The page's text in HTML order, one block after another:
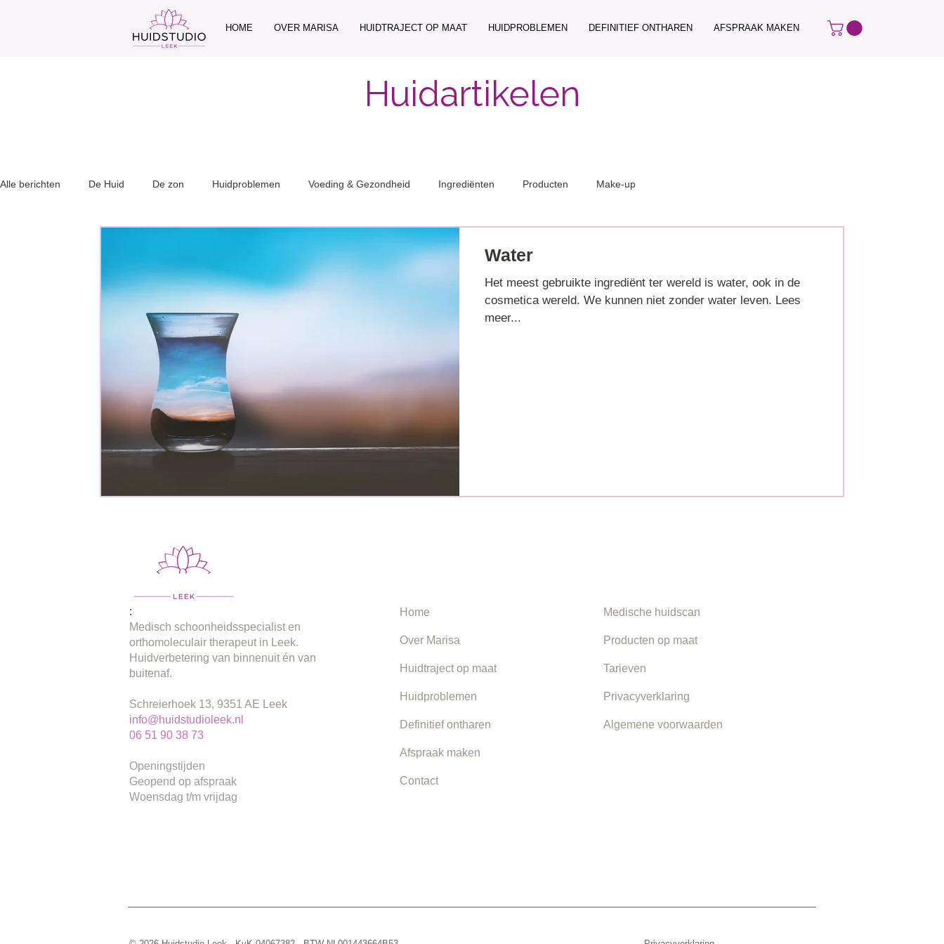
HOME OVER MARISA HUIDTRAJECT OP MAAT HUIDPROBLEMEN DEFINITIEF ONTHAREN AFSPRAAK MAKEN
Huidartikelen
Alle berichten De Huid De zon Huidproblemen Voeding & Gezondheid Ingrediënten Producten Make-up
Water
Het meest gebruikte ingrediënt ter wereld is water, ook in de
cosmetica wereld. We kunnen niet zonder water leven. Lees
meer...
:
Medisch schoonheidsspecialist en
orthomoleculair therapeut in Leek.
Huidverbetering van binnenuit én van
buitenaf.
Schreierhoek 13, 9351 AE Leek
info@huidstudioleek.nl
06 51 90 38 73
Openingstijden
Geopend op afspraak
Woensdag t/m vrijdag
Home
Over Marisa
Huidtraject op maat
Huidproblemen
Definitief ontharen
Afspraak maken
Contact
Medische huidscan
Producten op maat
Tarieven
Privacyverklaring
Algemene voorwaarden